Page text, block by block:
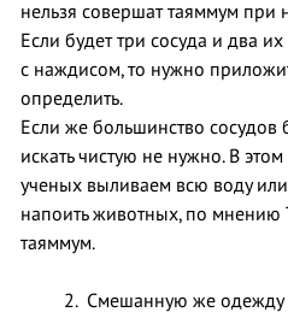
нельзя совершат таяммум при
Если будет три сосуда и два
с наждисом, то нужно
определить.
Если же большинство сосудов
искать чистую не нужно. В
ученых выливаем всю воду
напоить животных, по мнению
таяммум.
2. Смешанную же одежду